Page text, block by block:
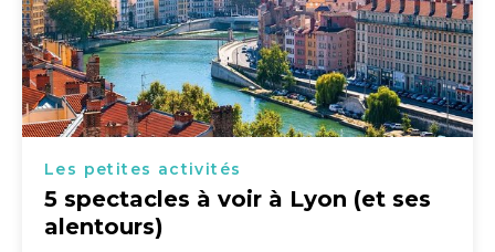
Les petites activités
5 spectacles à voir à Lyon (et ses
alentours)